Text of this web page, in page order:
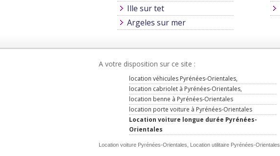
Ille sur tet
Argeles sur mer
A votre disposition sur ce site :
location véhicules Pyrénées-Orientales,
location cabriolet à Pyrénées-Orientales,
location benne à Pyrénées-Orientales
location porte voiture à Pyrénées-Orientales
Location voiture longue durée Pyrénées-
Orientales
Location voiture Pyrénées-Orientales, Location utilitaire Pyrénées-Orientales